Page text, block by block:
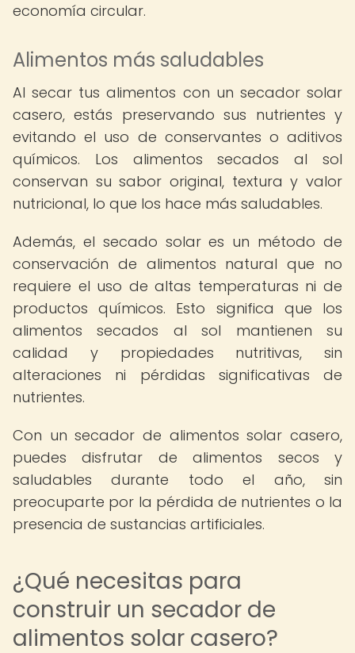
economía circular.
Alimentos más saludables
Al secar tus alimentos con un secador solar
casero, estás preservando sus nutrientes y
evitando el uso de conservantes o aditivos
químicos. Los alimentos secados al sol
conservan su sabor original, textura y valor
nutricional, lo que los hace más saludables.
Además, el secado solar es un método de
conservación de alimentos natural que no
requiere el uso de altas temperaturas ni de
productos químicos. Esto significa que los
alimentos secados al sol mantienen su
calidad y propiedades nutritivas, sin
alteraciones ni pérdidas significativas de
nutrientes.
Con un secador de alimentos solar casero,
puedes disfrutar de alimentos secos y
saludables durante todo el año, sin
preocuparte por la pérdida de nutrientes o la
presencia de sustancias artificiales.
¿Qué necesitas para
construir un secador de
alimentos solar casero?